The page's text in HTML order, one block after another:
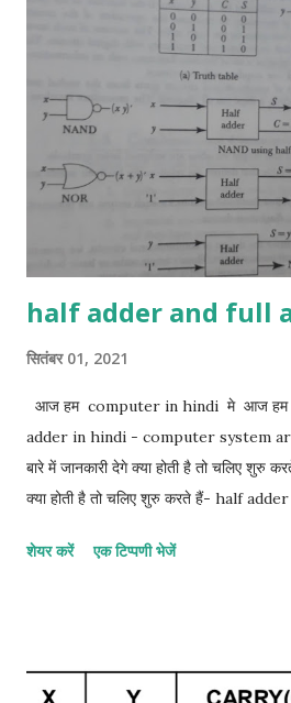
half adder and full
सितंबर 01, 2021
आज हम computer in hindi मे आज हम
adder in hindi - computer system
बारे में जानकारी देगे क्या होती है तो चलिए शुरु
क्या होती है तो चलिए शुरु करते हैं- half
hindi:- half adder सबसे basic digital
शेयर करें एक टिप्पणी भेजें